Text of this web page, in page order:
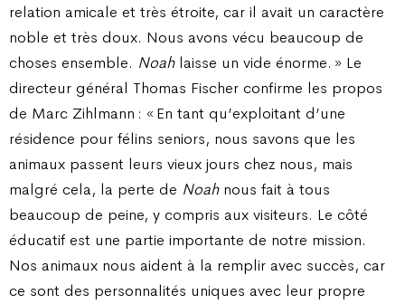
relation amicale et très étroite, car il avait un caractère
noble et très doux. Nous avons vécu beaucoup de
choses ensemble. Noahlaisse un vide énorme. » Le
directeur général Thomas Fischer confirme les propos
de Marc Zihlmann : « En tant qu’exploitant d’une
résidence pour félins seniors, nous savons que les
animaux passent leurs vieux jours chez nous, mais
malgré cela, la perte de Noahnous fait à tous
beaucoup de peine, y compris aux visiteurs. Le côté
éducatif est une partie importante de notre mission.
Nos animaux nous aident à la remplir avec succès, car
ce sont des personnalités uniques avec leur propre